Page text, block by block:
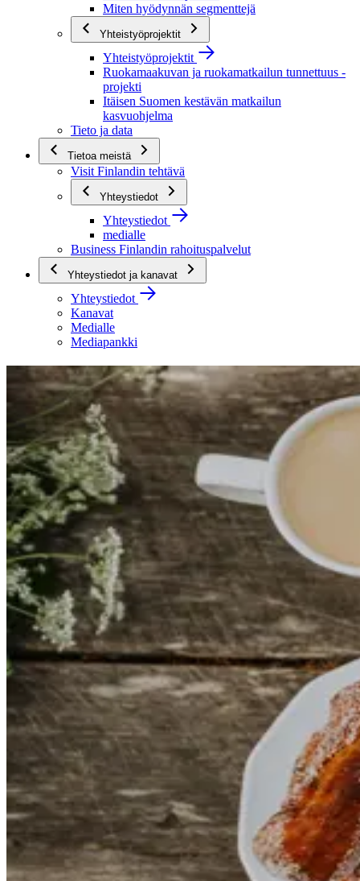
Miten hyödynnän segmenttejä
Yhteistyöprojektit
Yhteistyöprojektit
Ruokamaakuvan ja ruokamatkailun tunnettuus -
projekti
Itäisen Suomen kestävän matkailun
kasvuohjelma
Tieto ja data
Tietoa meistä
Visit Finlandin tehtävä
Yhteystiedot
Yhteystiedot
medialle
Business Finlandin rahoituspalvelut
Yhteystiedot ja kanavat
Yhteystiedot
Kanavat
Medialle
Mediapankki